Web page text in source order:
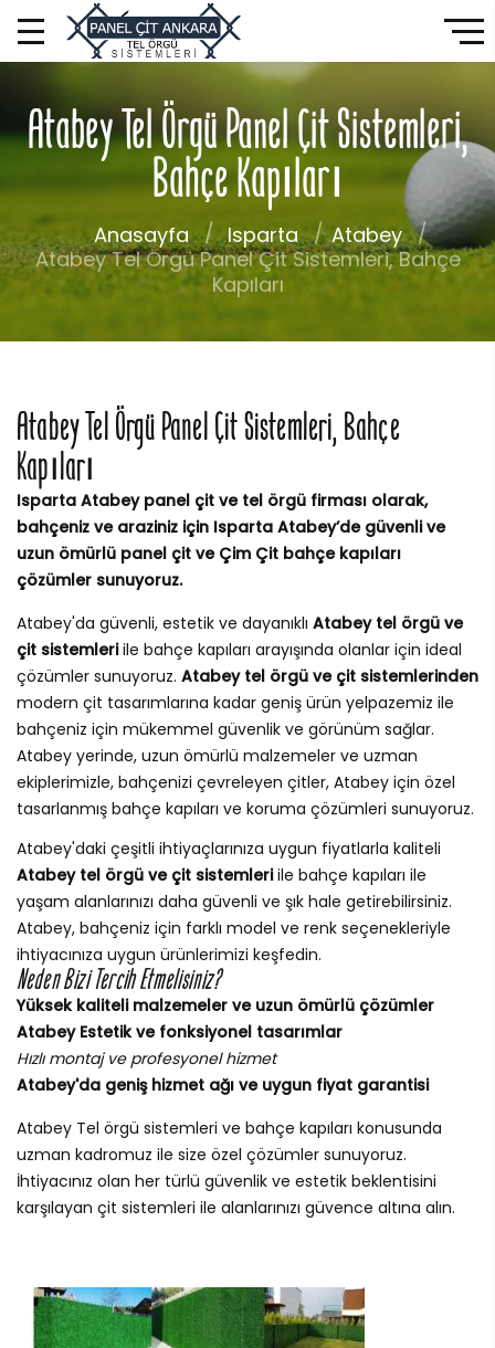
Atabey Tel Örgü Panel Çit Sistemleri,
Bahçe Kapıları
Anasayfa Isparta
Atabey
Atabey Tel Örgü Panel Çit Sistemleri, Bahçe
Kapıları
Atabey Tel Örgü Panel Çit Sistemleri, Bahçe
Kapıları
Isparta Atabey panel çit ve tel örgü firması olarak,
bahçeniz ve araziniz için Isparta Atabey’de güvenli ve
uzun ömürlü panel çit ve Çim Çit bahçe kapıları
çözümler sunuyoruz.
Atabey'da güvenli, estetik ve dayanıklı Atabey tel örgü ve
çit sistemleriile bahçe kapıları arayışında olanlar için ideal
çözümler sunuyoruz. Atabey tel örgü ve çit sistemlerinden
modern çit tasarımlarına kadar geniş ürün yelpazemiz ile
bahçeniz için mükemmel güvenlik ve görünüm sağlar.
Atabey yerinde, uzun ömürlü malzemeler ve uzman
ekiplerimizle, bahçenizi çevreleyen çitler, Atabey için özel
tasarlanmış bahçe kapıları ve koruma çözümleri sunuyoruz.
Atabey'daki çeşitli ihtiyaçlarınıza uygun fiyatlarla kaliteli
Atabey tel örgü ve çit sistemleriile bahçe kapıları ile
yaşam alanlarınızı daha güvenli ve şık hale getirebilirsiniz.
Atabey, bahçeniz için farklı model ve renk seçenekleriyle
ihtiyacınıza uygun ürünlerimizi keşfedin.
Neden Bizi Tercih Etmelisiniz?
Yüksek kaliteli malzemeler ve uzun ömürlü çözümler
Atabey Estetik ve fonksiyonel tasarımlar
Hızlı montaj ve profesyonel hizmet
Atabey'da geniş hizmet ağı ve uygun fiyat garantisi
Atabey Tel örgü sistemleri ve bahçe kapıları konusunda
uzman kadromuz ile size özel çözümler sunuyoruz.
İhtiyacınız olan her türlü güvenlik ve estetik beklentisini
karşılayan çit sistemleri ile alanlarınızı güvence altına alın.